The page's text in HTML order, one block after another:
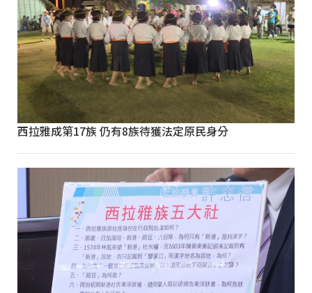
西拉雅成第17族 仍有8族待獲法定原民身分